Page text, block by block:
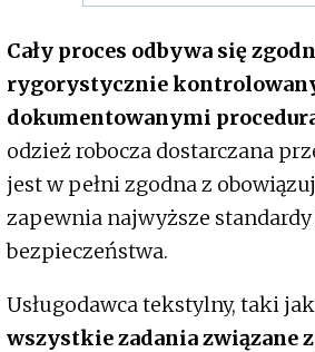
Cały proces odbywa się
rygorystycznie
dokumentowanymi
odzież robocza dostarczana
jest w pełni zgodna z
zapewnia najwyższe
bezpieczeństwa.
Usługodawca tekstylny, taki
wszystkie zadania związane